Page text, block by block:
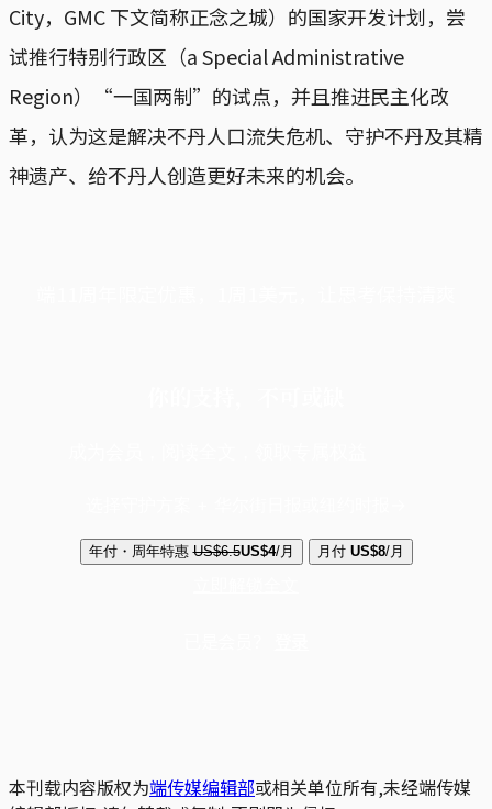
City，GMC 下文简称正念之城）的国家开发计划，尝
试推行特别行政区（a Special Administrative
Region）“一国两制”的试点，并且推进民主化改
革，认为这是解决不丹人口流失危机、守护不丹及其精
神遗产、给不丹人创造更好未来的机会。
年付・周年特惠 US$6.5US$4/月 月付 US$8/月
本刊载内容版权为端传媒编辑部或相关单位所有,未经端传媒